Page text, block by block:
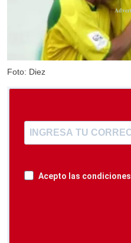
Foto: Diez
Acepto las